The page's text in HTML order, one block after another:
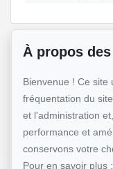
Référence :
À propos
Bienvenue ! Ce site
fréquentation du
et l'administration
performance et
conservons votre
Pour en savoir plus :